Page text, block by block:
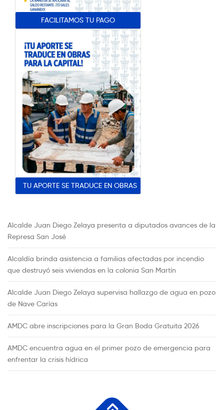
FACILITAMOS TU PAGO
TU APORTE SE TRADUCE EN OBRAS
Alcalde Juan Diego Zelaya presenta a diputados avances de la
Represa San José
Alcaldía brinda asistencia a familias afectadas por incendio
que destruyó seis viviendas en la colonia San Martín
Alcalde Juan Diego Zelaya supervisa hallazgo de agua en pozo
de Nave Carías
AMDC abre inscripciones para la Gran Boda Gratuita 2026
AMDC encuentra agua en el primer pozo de emergencia para
enfrentar la crisis hídrica